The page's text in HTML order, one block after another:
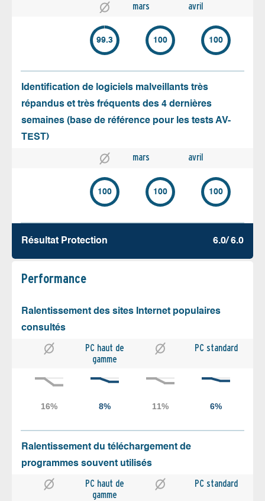
mars avril
99.3 100 100
Identification de logiciels malveillants très
répandus et très fréquents des 4 dernières
semaines (base de référence pour les tests AV-
TEST)
mars avril
100 100 100
Résultat Protection 6.0/ 6.0
Performance
Ralentissement des sites Internet populaires
consultés
PC haut de
gamme
PC standard
Ralentissement du téléchargement de
programmes souvent utilisés
PC haut de
gamme
PC standard